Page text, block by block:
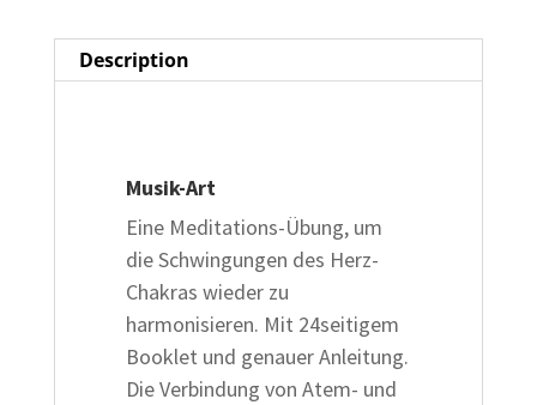
Description
Musik-Art
Eine Meditations-Übung, um
die Schwingungen des Herz-
Chakras wieder zu
harmonisieren. Mit 24seitigem
Booklet und genauer Anleitung.
Die Verbindung von Atem- und